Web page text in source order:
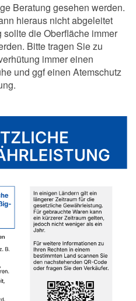
Beratung gesehen werden.
hieraus nicht abgeleitet
die Oberfläche immer
Bitte tragen Sie zu
immer einen
und ggf einen Atemschutz